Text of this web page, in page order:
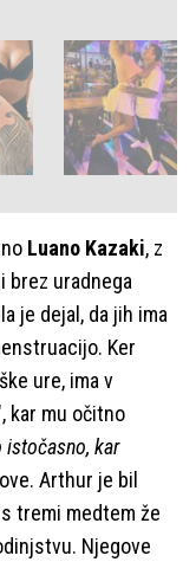
Luano Kazaki, z
brez uradnega
je dejal, da jih ima
Ker
ure, ima v
kar mu očitno
istočasno, kar
Arthur je bil
tremi medtem že
Njegove